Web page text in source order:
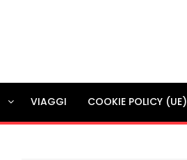
VIAGGI COOKIE POLICY (UE)